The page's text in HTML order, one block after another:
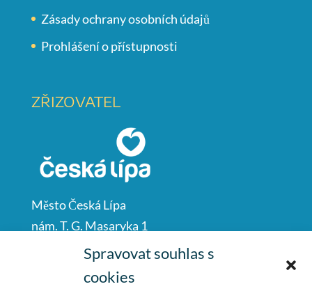
Spravovat souhlas s
cookies
Zásady ochrany osobních údajů
Prohlášení o přístupnosti
ZŘIZOVATEL
Město Česká Lípa
nám. T. G. Masaryka 1
Česká Lípa